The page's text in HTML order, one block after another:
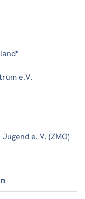
e.V.
e. V. (ZMO)